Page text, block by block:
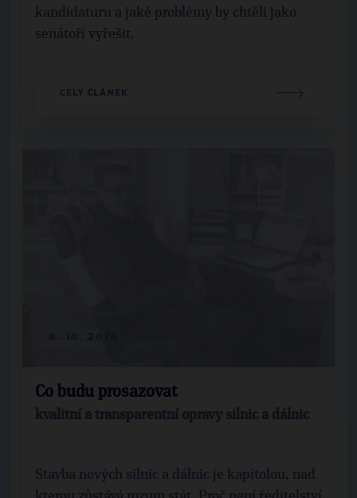
kandidaturu a jaké problémy by chtěli jako
senátoři vyřešit.
CELÝ ČLÁNEK
Co budu prosazovat
kvalitní a transparentní opravy silnic a dálnic
Stavba nových silnic a dálnic je kapitolou, nad